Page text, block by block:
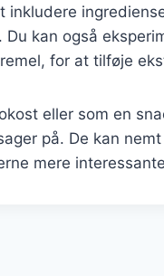
inkludere
kan også
for at tilføje
eller som en
på. De kan
mere